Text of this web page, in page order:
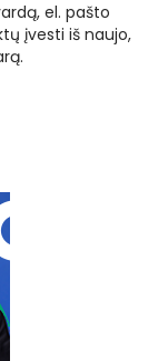
el. pašto
įvesti iš naujo,